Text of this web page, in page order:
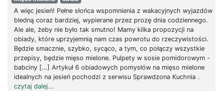
A więc jesień! Pełne słońca wspomnienia z wakacyjnych wyjazdów
bledną coraz bardziej, wypierane przez prozę dnia codziennego.
Ale ale, żeby nie było tak smutno! Mamy kilka propozycji na
obiady, które uprzyjemnią nam czas powrotu do rzeczywistości.
Będzie smacznie, szybko, sycąco, a tym, co połączy wszystkie
przepisy, będzie mięso mielone. Pulpety w sosie pomidorowym -
babciny […] Artykuł 6 obiadowych pomysłów na mięso mielone
idealnych na jesień pochodzi z serwisu Sprawdzona Kuchnia .
czytaj dalej...